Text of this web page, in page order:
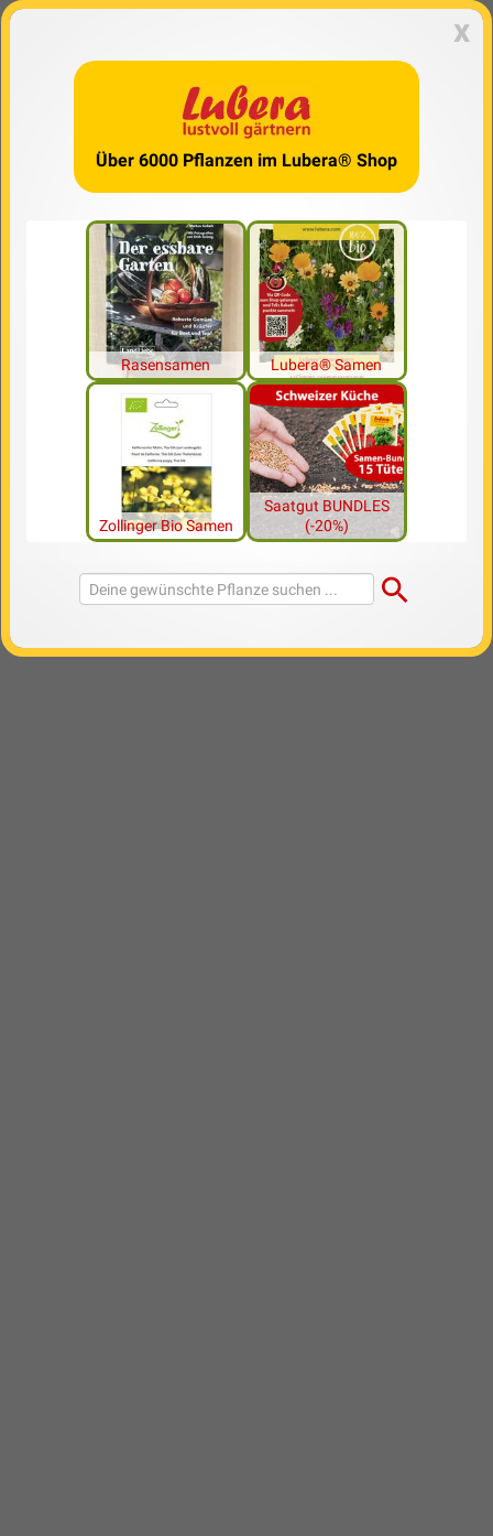
x
Über 6000 Pflanzen im Lubera® Shop
Rasensamen Lubera® Samen
Zollinger Bio Samen
Saatgut BUNDLES
(-20%)